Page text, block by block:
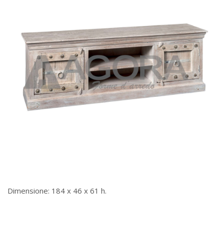
Dimensione: 184 x 46 x 61 h.